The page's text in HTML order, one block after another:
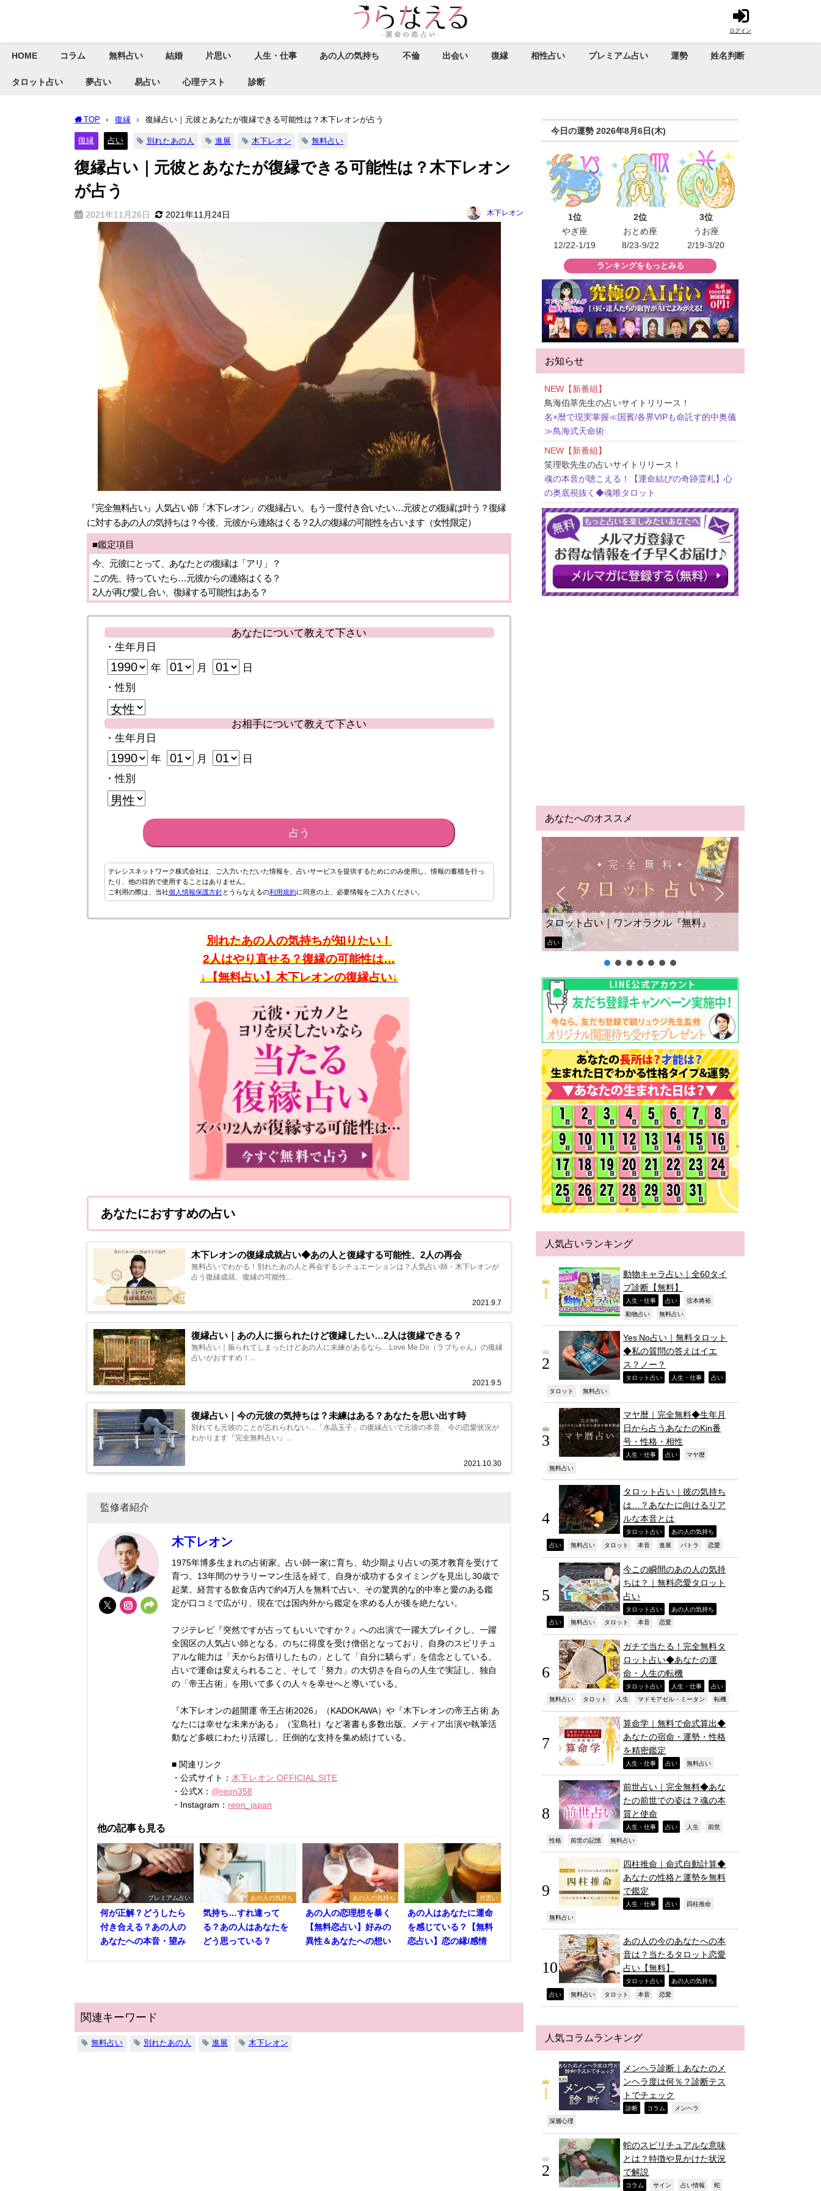
ログイン
HOME コラム 無料占い 結婚 片思い 人生・仕事 あの人の気持ち 不倫 出会い 復縁 相性占い プレミアム占い 運勢 姓名判断
タロット占い 夢占い 易占い 心理テスト 診断
TOP 復縁 復縁占い｜元彼とあなたが復縁できる可能性は？木下レオンが占う
復縁 占い 別れたあの人 進展 木下レオン 無料占い
復縁占い｜元彼とあなたが復縁できる可能性は？木下レオン
が占う
2021年11月26日 2021年11月24日 木下レオン
『完全無料占い』人気占い師「木下レオン」の復縁占い。もう一度付き合いたい…元彼との復縁は叶う？復縁
に対するあの人の気持ちは？今後、元彼から連絡はくる？2人の復縁の可能性を占います（女性限定）
■鑑定項目
今、元彼にとって、あなたとの復縁は「アリ」？
この先、待っていたら…元彼からの連絡はくる？
2人が再び愛し合い、復縁する可能性はある？
あなたについて教えて下さい
・生年月日
年 月
日
・性別
お相手について教えて下さい
・生年月日
年 月
日
・性別
占う
テレシスネットワーク株式会社は、ご入力いただいた情報を、占いサービスを提供するためにのみ使用し、情報の蓄積を行っ
たり、他の目的で使用することはありません。
ご利用の際は、当社個人情報保護方針とうらなえるの利用規約に同意の上、必要情報をご入力ください。
別れたあの人の気持ちが知りたい！
2人はやり直せる？復縁の可能性は…
↓【無料占い】木下レオンの復縁占い↓
あなたにおすすめの占い
木下レオンの復縁成就占い◆あの人と復縁する可能性、2人の再会
2021.9.7
無料占いでわかる！別れたあの人と再会するシチュエーションは？人気占い師・木下レオンが
占う復縁成就、復縁の可能性...
復縁占い｜あの人に振られたけど復縁したい…2人は復縁できる？
2021.9.5
無料占い｜振られてしまったけどあの人に未練があるなら…Love Me Do（ラブちゃん）の復縁
占いがおすすめ！...
復縁占い｜今の元彼の気持ちは？未練はある？あなたを思い出す時
2021.10.30
別れても元彼のことが忘れられない…「水晶玉子」の復縁占いで元彼の本音、今の恋愛状況が
わかります『完全無料占い』...
監修者紹介
木下レオン
1975年博多生まれの占術家。占い師一家に育ち、幼少期より占いの英才教育を受けて
育つ。13年間のサラリーマン生活を経て、自身が成功するタイミングを見出し30歳で
起業。経営する飲食店内で約4万人を無料で占い、その驚異的な的中率と愛のある鑑
定が口コミで広がり、現在では国内外から鑑定を求める人が後を絶たない。
フジテレビ『突然ですが占ってもいいですか？』への出演で一躍大ブレイクし、一躍
全国区の人気占い師となる。のちに得度を受け僧侶となっており、自身のスピリチュ
アルな能力は「天からお借りしたもの」として「自分に驕らず」を信念としている。
占いで運命は変えられること、そして「努力」の大切さを自らの人生で実証し、独自
の「帝王占術」を用いて多くの人々を幸せへと導いている。
『木下レオンの超開運 帝王占術2026』（KADOKAWA）や『木下レオンの帝王占術 あ
なたには幸せな未来がある』（宝島社）など著書も多数出版。メディア出演や執筆活
動など多岐にわたり活躍し、圧倒的な支持を集め続けている。
■ 関連リンク
・公式サイト： 木下レオン OFFICIAL SITE
・公式X： @reon358
・Instagram： reon_japan
他の記事も見る
プレミアム占い
何が正解？どうしたら
付き合える？あの人の
あなたへの本音・望み
あの人の気持ち
気持ち…すれ違って
る？あの人はあなたを
どう思っている？
あの人の気持ち
あの人の恋理想を暴く
【無料恋占い】好みの
異性＆あなたへの想い
片思い
あの人はあなたに運命
を感じている？【無料
恋占い】恋の縁/感情
関連キーワード
無料占い 別れたあの人 進展 木下レオン
今日の運勢 2026年8月6日(木)
1位
やぎ座
12/22-1/19
2位
おとめ座
8/23-9/22
3位
うお座
2/19-3/20
ランキングをもっとみる
お知らせ
NEW【新番組】
鳥海伯萃先生の占いサイトリリース！
名×暦で現実掌握≪国賓/各界VIPも命託す的中奥儀
≫鳥海式天命術
NEW【新番組】
笑理歌先生の占いサイトリリース！
魂の本音が聴こえる！【運命結びの奇跡霊札】心
の奥底視抜く◆魂唯タロット
あなたへのオススメ
タロット占い｜ワンオラクル『無料』
占い
人気占いランキング
動物キャラ占い｜全60タイ
プ診断【無料】
人生・仕事 占い 弦本將裕
動物占い 無料占い
Yes No占い｜無料タロット
◆私の質問の答えはイエ
ス？ノー？
タロット占い 人生・仕事 占い
タロット 無料占い
マヤ暦｜完全無料◆生年月
日から占うあなたのKin番
号・性格・相性
人生・仕事 占い マヤ暦
無料占い
タロット占い｜彼の気持ち
は…？あなたに向けるリア
ルな本音とは
タロット占い あの人の気持ち
占い 無料占い タロット 本音 進展 パトラ 恋愛
今この瞬間のあの人の気持
ちは？｜無料恋愛タロット
占い
タロット占い あの人の気持ち
占い 無料占い タロット 本音 恋愛
ガチで当たる！完全無料タ
ロット占い◆あなたの運
命・人生の転機
タロット占い 人生・仕事 占い
無料占い タロット 人生 マドモアゼル・ミータン 転機
算命学｜無料で命式算出◆
あなたの宿命・運勢・性格
を精密鑑定
人生・仕事 占い 無料占い
前世占い｜完全無料◆あな
たの前世での姿は？魂の本
質と使命
人生・仕事 占い 人生 前世
性格 前世の記憶 無料占い
四柱推命｜命式自動計算◆
あなたの性格と運勢を無料
で鑑定
人生・仕事 占い 四柱推命
無料占い
あの人の今のあなたへの本
音は？当たるタロット恋愛
占い【無料】
タロット占い あの人の気持ち
占い 無料占い タロット 本音 恋愛
人気コラムランキング
メンヘラ診断｜あなたのメ
ンヘラ度は何％？診断テス
トでチェック
診断 コラム メンヘラ
深層心理
蛇のスピリチュアルな意味
とは？特徴や見かけた状況
で解説
コラム サイン 占い情報 蛇